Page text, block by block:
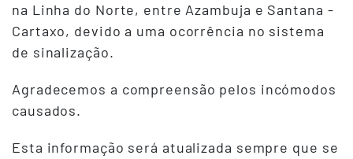
na Linha do Norte, entre Azambuja e Santana -
Cartaxo, devido a uma ocorrência no sistema
de sinalização.
Agradecemos a compreensão pelos incómodos
causados.
Esta informação será atualizada sempre que se